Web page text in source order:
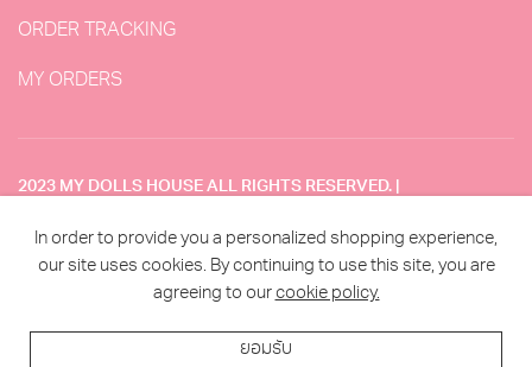
ORDER TRACKING
MY ORDERS
2023 MY DOLLS HOUSE ALL RIGHTS RESERVED. |
TERMS & CONDITION
In order to provide you a personalized shopping experience,
our site uses cookies. By continuing to use this site, you are
agreeing to our cookie policy.
ยอมรับ